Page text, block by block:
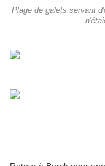
Plage de galets servant